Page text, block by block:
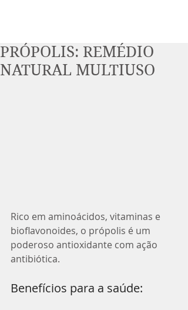
PRÓPOLIS: REMÉDIO
NATURAL MULTIUSO
Rico em aminoácidos, vitaminas e
bioflavonoides, o própolis é um
poderoso antioxidante com ação
antibiótica.
Benefícios para a saúde: